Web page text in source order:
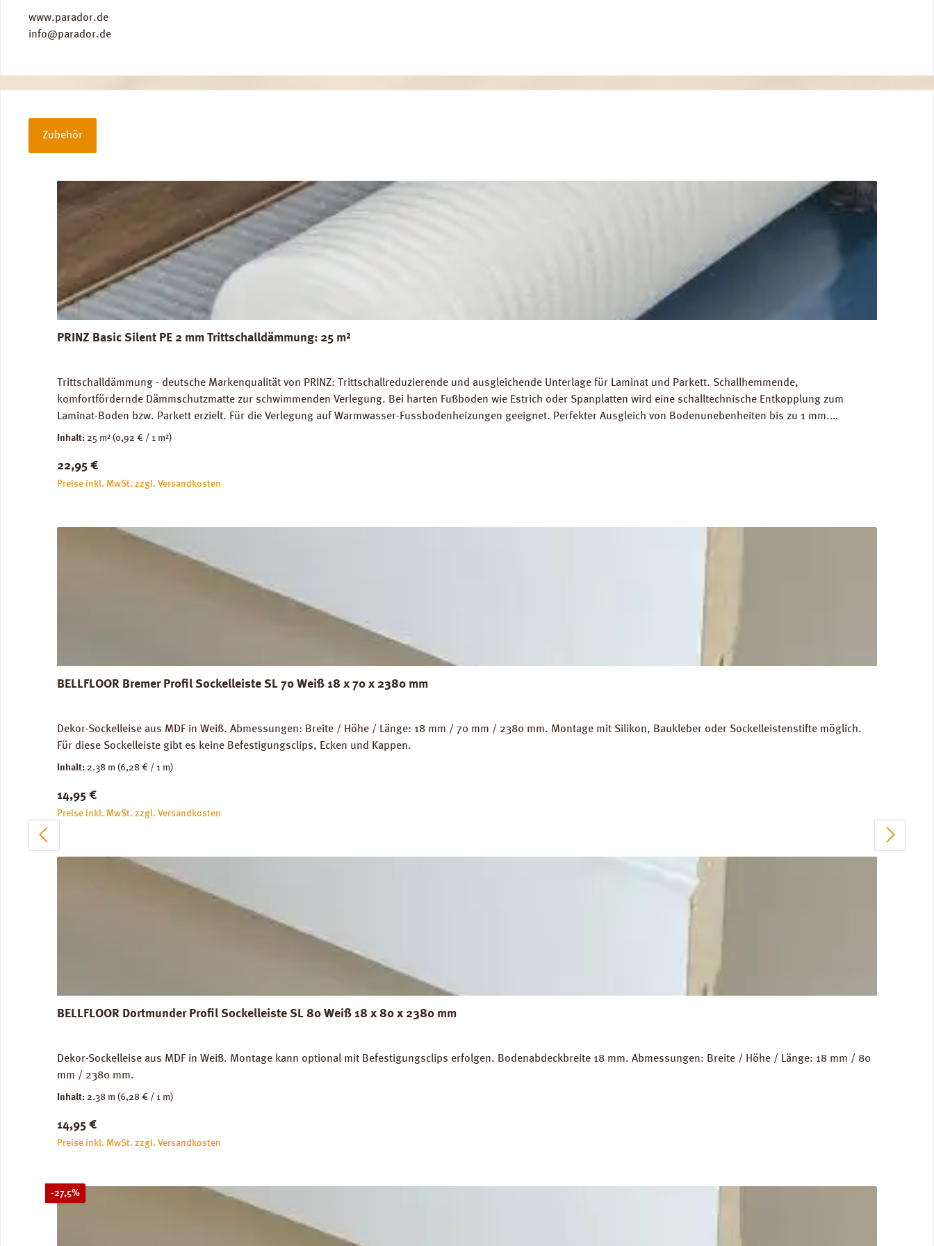
www.parador.de
info@parador.de
Zubehör
PRINZ Basic Silent PE 2 mm Trittschalldämmung: 25 m²
Trittschalldämmung - deutsche Markenqualität von PRINZ: Trittschallreduzierende und ausgleichende Unterlage für Laminat und Parkett. Schallhemmende,
komfortfördernde Dämmschutzmatte zur schwimmenden Verlegung. Bei harten Fußboden wie Estrich oder Spanplatten wird eine schalltechnische Entkopplung zum
Laminat-Boden bzw. Parkett erzielt. Für die Verlegung auf Warmwasser-Fussbodenheizungen geeignet. Perfekter Ausgleich von Bodenunebenheiten bis zu 1 mm.
Abmessungen: Breite 100 cm, Länge 25 m: 1 Rolle = 25 m² Trittschall-Verbesserung: 16 dB (ISO 140-8). Dichte: 25 kg/m³. FCKW- und HFCKW-frei. Ökologisch
Inhalt: 25 m² (0,92 € / 1 m²)
Regulärer Preis:
22,95 €
Preise inkl. MwSt. zzgl. Versandkosten
BELLFLOOR Bremer Profil Sockelleiste SL 70 Weiß 18 x 70 x 2380 mm
Dekor-Sockelleise aus MDF in Weiß. Abmessungen: Breite / Höhe / Länge: 18 mm / 70 mm / 2380 mm. Montage mit Silikon, Baukleber oder Sockelleistenstifte möglich.
Für diese Sockelleiste gibt es keine Befestigungsclips, Ecken und Kappen.
Inhalt: 2.38 m (6,28 € / 1 m)
Regulärer Preis:
14,95 €
Preise inkl. MwSt. zzgl. Versandkosten
BELLFLOOR Dortmunder Profil Sockelleiste SL 80 Weiß 18 x 80 x 2380 mm
Dekor-Sockelleise aus MDF in Weiß. Montage kann optional mit Befestigungsclips erfolgen. Bodenabdeckbreite 18 mm. Abmessungen: Breite / Höhe / Länge: 18 mm / 80
mm / 2380 mm.
Inhalt: 2.38 m (6,28 € / 1 m)
Regulärer Preis:
14,95 €
Preise inkl. MwSt. zzgl. Versandkosten
-27,5%Rabatt